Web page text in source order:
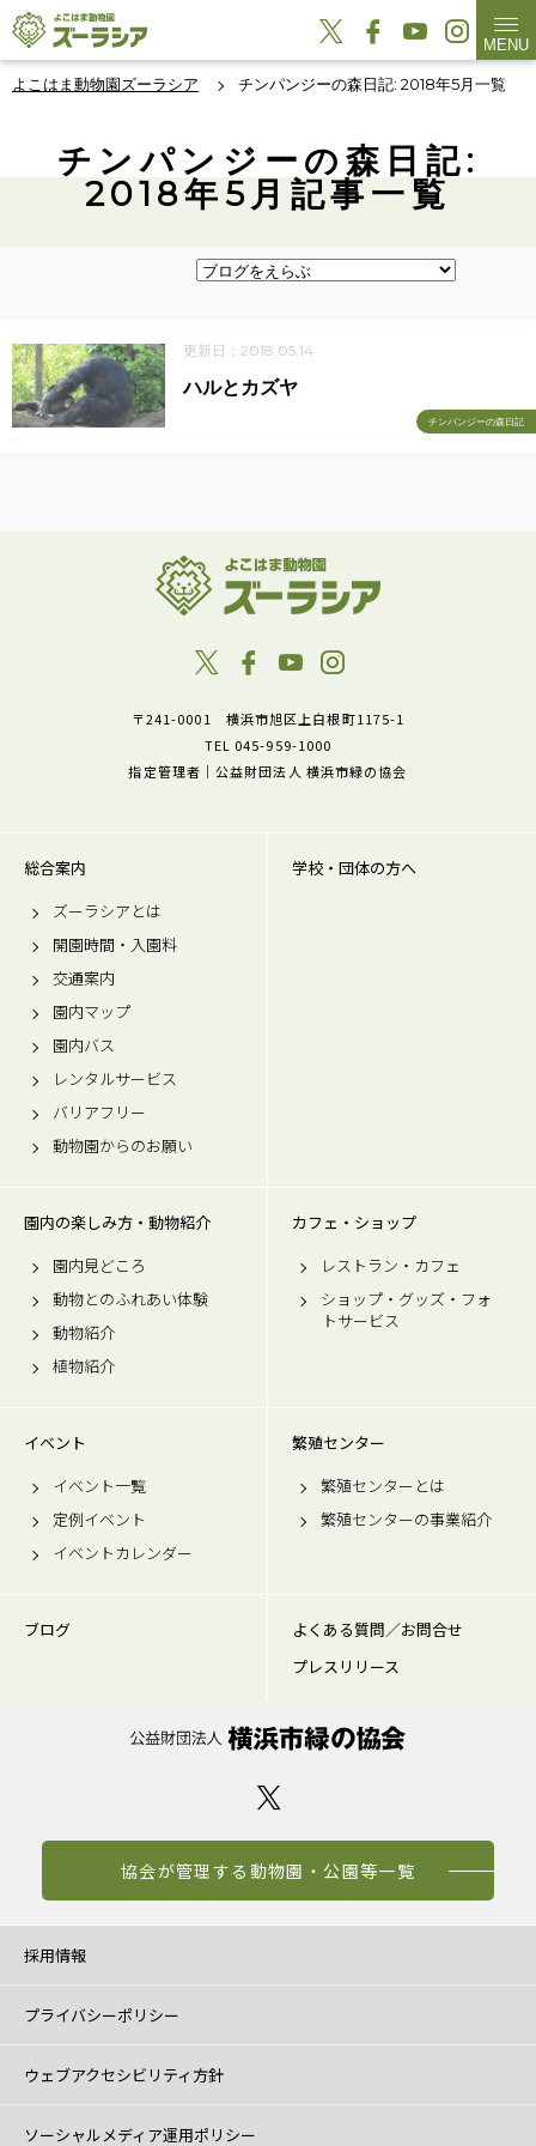
MENU
よこはま動物園ズーラシア チンパンジーの森日記: 2018年5月一覧
チンパンジーの森日記:
2018年5月記事一覧
更新日：2018.05.14
チンパンジーの森日記
ハルとカズヤ
〒241-0001 横浜市旭区上白根町1175-1
TEL 045-959-1000
指定管理者｜公益財団法人 横浜市緑の協会
総合案内
ズーラシアとは
開園時間・入園料
交通案内
園内マップ
園内バス
レンタルサービス
バリアフリー
動物園からのお願い
学校・団体の方へ
園内の楽しみ方・動物紹介
園内見どころ
動物とのふれあい体験
動物紹介
植物紹介
カフェ・ショップ
レストラン・カフェ
ショップ・グッズ・フォ
トサービス
イベント
イベント一覧
定例イベント
イベントカレンダー
繁殖センター
繁殖センターとは
繁殖センターの事業紹介
ブログ
よくある質問／お問合せ
プレスリリース
協会が管理する動物園・公園等一覧
採用情報
プライバシーポリシー
ウェブアクセシビリティ方針
ソーシャルメディア運用ポリシー